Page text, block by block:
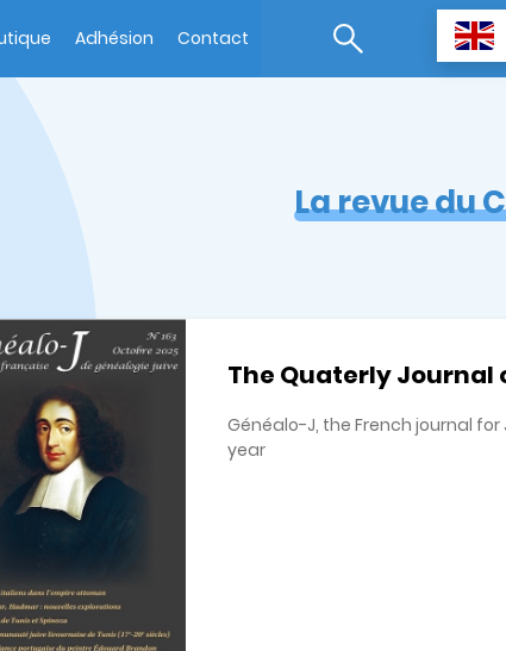
Adhésion Contact
La revue du
The Quaterly Journal
Généalo-J, the French journal
year